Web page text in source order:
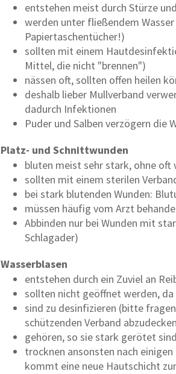
entstehen meist durch Stürze
werden unter fließendem
Papiertaschentücher!)
sollten mit einem
Mittel, die nicht "brennen")
nässen oft, sollten offen heilen
deshalb lieber Mullverband
dadurch Infektionen
Puder und Salben verzögern die
Platz- und Schnittwunden
bluten meist sehr stark, ohne oft
sollten mit einem sterilen
bei stark blutenden Wunden:
müssen häufig vom Arzt
Abbinden nur bei Wunden mit
Schlagader)
Wasserblasen
entstehen durch ein Zuviel an
sollten nicht geöffnet werden,
sind zu desinfizieren (bitte
schützenden Verband abzudecken
gehören, so sie stark gerötet
trocknen ansonsten nach
kommt eine neue Hautschicht